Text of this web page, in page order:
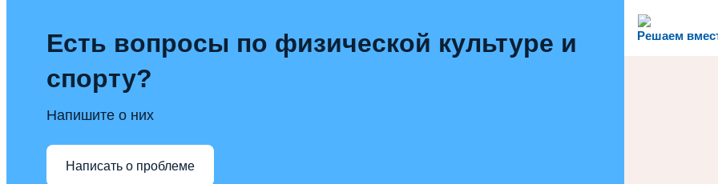
Решаем
Есть вопросы по физической культуре и
спорту?
Напишите о них
Написать о проблеме